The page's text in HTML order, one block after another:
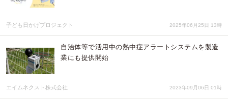
子ども日かげプロジェクト 2025年06月25日 13時
自治体等で活用中の熱中症アラートシステムを製造
業にも提供開始
エイムネクスト株式会社 2023年09月06日 01時